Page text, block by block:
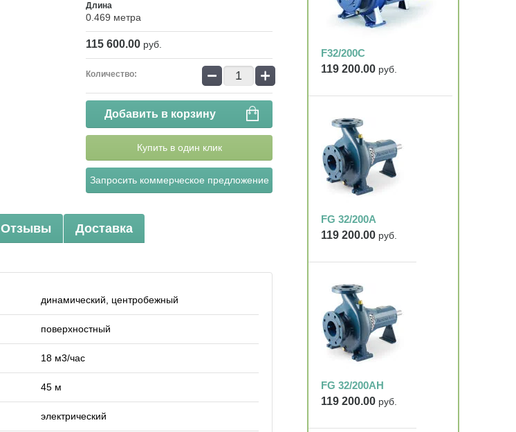
Длина
0.469 метра
115 600.00 руб.
Количество: − +
Добавить в корзину
Купить в один клик
Запросить коммерческое предложение
Отзывы Доставка
динамический, центробежный
поверхностный
18 м3/час
45 м
электрический
F32/200C
119 200.00 руб.
FG 32/200A
119 200.00 руб.
FG 32/200AH
119 200.00 руб.